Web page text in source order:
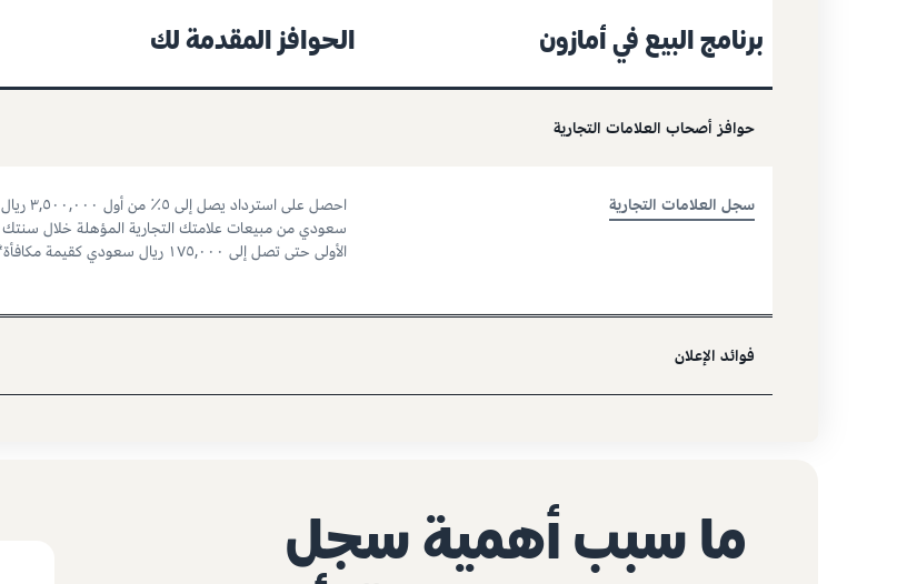
برنامج البيع في أمازون الحوافز المقدمة لك
حوافز أصحاب العلامات التجارية
سجل العلامات التجارية
احصل على استرداد يصل إلى ٥٪ من أول ٣,٥٠٠,٠٠٠ ريال
سعودي من مبيعات علامتك التجارية المؤهلة خلال سنتك
الأولى حتى تصل إلى ١٧٥,٠٠٠ ريال سعودي كقيمة مكافأة*
فوائد الإعلان
ما سبب أهمية سجل